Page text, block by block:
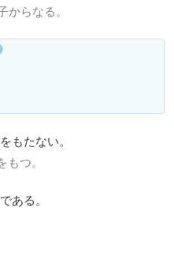
からなる。
もたない。
つ。
ある。